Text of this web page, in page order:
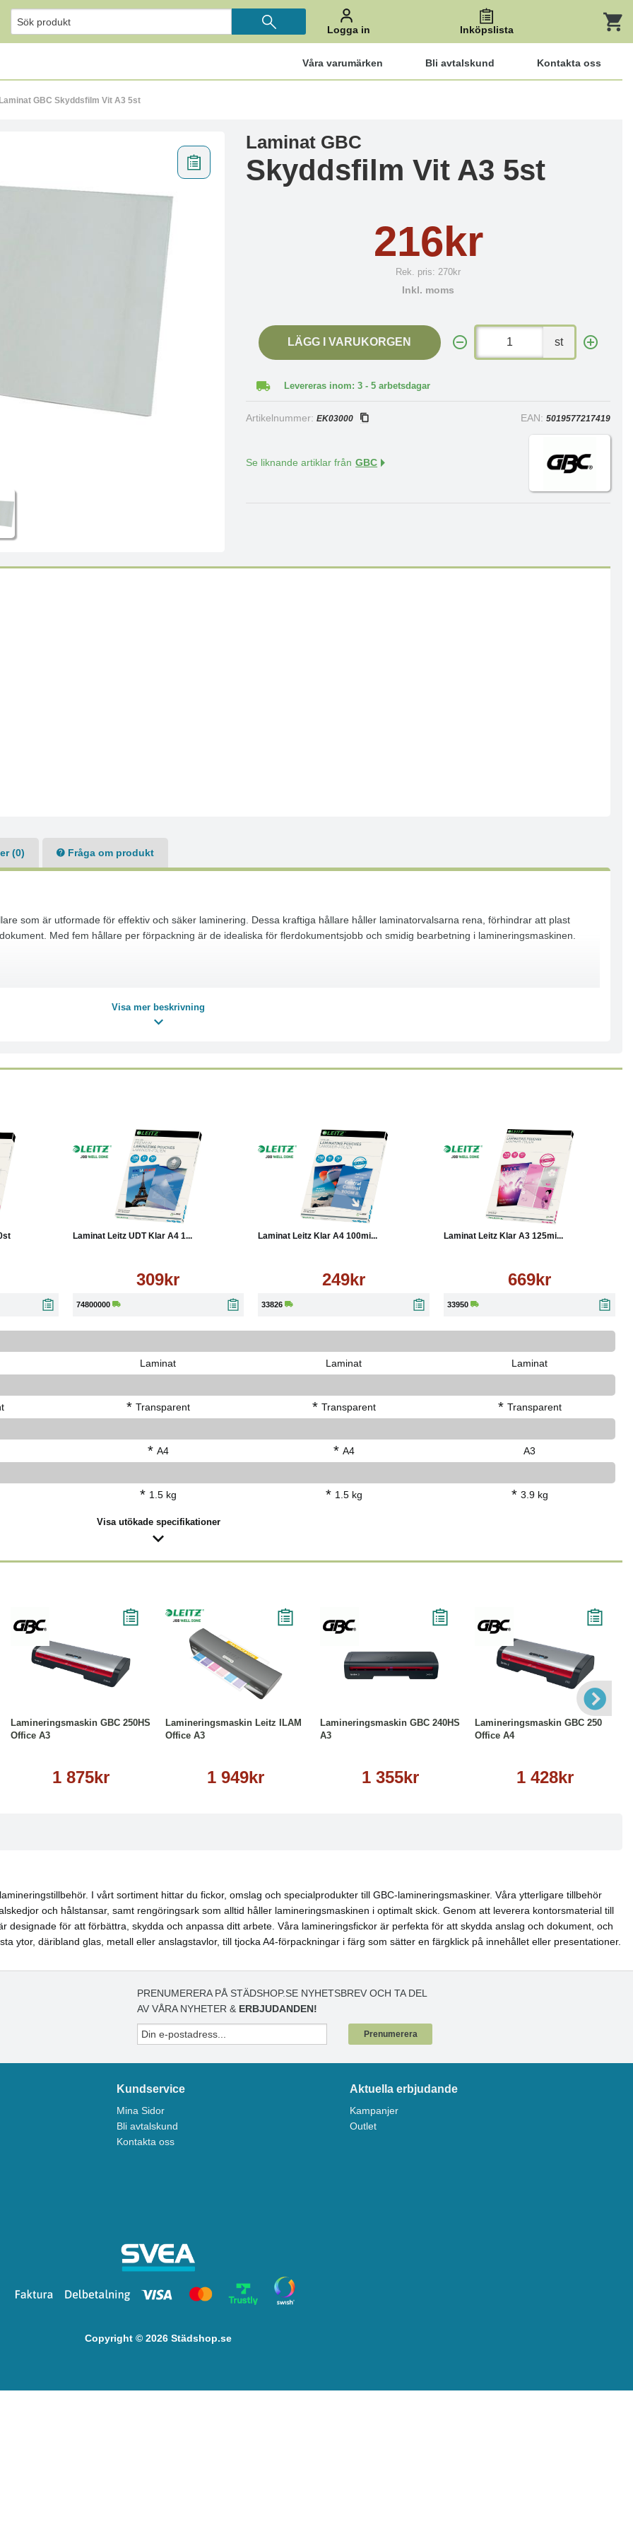
Logga in Inköpslista
Våra varumärken Bli avtalskund Kontakta oss
Laminat GBC Skyddsfilm Vit A3 5st
Laminat GBC
Skyddsfilm Vit A3 5st
216kr
Rek. pris:270kr
Inkl. moms
LÄGG I VARUKORGEN st
Levereras inom: 3 - 5 arbetsdagar
Artikelnummer:EK03000 EAN: 5019577217419
Se liknande artiklar från GBC
(0) Fråga om produkt
som är utformade för effektiv och säker laminering. Dessa kraftiga hållare håller laminatorvalsarna rena, förhindrar att plast
Med fem hållare per förpackning är de idealiska för flerdokumentsjobb och smidig bearbetning i lamineringsmaskinen.
Visa mer beskrivning
Laminat Leitz UDT Klar A4 1...
309kr
74800000
Köp
Laminat Leitz Klar A4 100mi...
249kr
33826
Köp
Laminat Leitz Klar A3 125mi...
669kr
33950
Köp
Laminat Laminat Laminat
* Transparent * Transparent * Transparent
* A4 * A4 A3
* 1.5 kg * 1.5 kg * 3.9 kg
Visa utökade specifikationer
Lamineringsmaskin GBC 250HS
Office A3
1 875kr
Lamineringsmaskin Leitz ILAM
Office A3
1 949kr
Läs mer
Lamineringsmaskin GBC 240HS
A3
1 355kr
Lamineringsmaskin GBC 250
Office A4
1 428kr
Läs mer
I vårt sortiment hittar du fickor, omslag och specialprodukter till GBC-lamineringsmaskiner. Våra ytterligare tillbehör
och hålstansar, samt rengöringsark som alltid håller lamineringsmaskinen i optimalt skick. Genom att leverera kontorsmaterial till
designade för att förbättra, skydda och anpassa ditt arbete. Våra lamineringsfickor är perfekta för att skydda anslag och dokument, och
ytor, däribland glas, metall eller anslagstavlor, till tjocka A4-förpackningar i färg som sätter en färgklick på innehållet eller presentationer.
PRENUMERERA PÅ STÄDSHOP.SE NYHETSBREV OCH TA DEL
AV VÅRA NYHETER & ERBJUDANDEN!
Prenumerera
Kundservice
Mina Sidor
Bli avtalskund
Kontakta oss
Aktuella erbjudande
Kampanjer
Outlet
Copyright © 2026 Städshop.se